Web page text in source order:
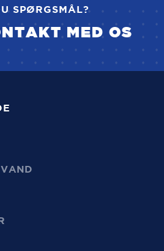
SPØRGSMÅL?
MED OS